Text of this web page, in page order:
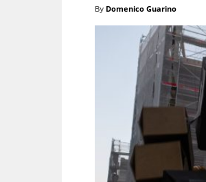
By Domenico Guarino